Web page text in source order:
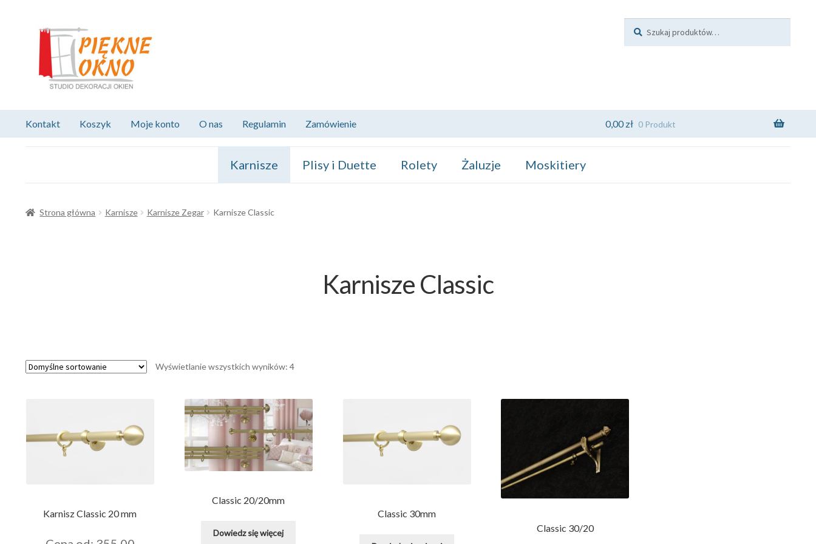
Przejdź
nawigacji
Przejdź
treści
Kontakt Koszyk Moje konto O nas Regulamin Zamówienie 0,00zł 0 Produkt
Karnisze Plisy i Duette Rolety Żaluzje Moskitiery
Strona główna Karnisze Karnisze Zegar Karnisze Classic
Karnisze Classic
Wyświetlanie wszystkich wyników: 4
Karnisz Classic 20 mm
Classic 20/20mm
Dowiedz się więcej
Classic 30mm
Classic 30/20